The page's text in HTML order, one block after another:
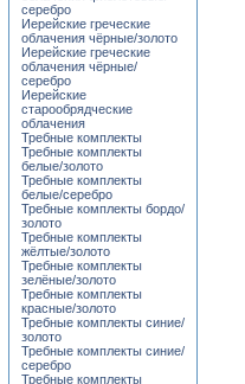
серебро
Иерейские греческие
облачения чёрные/золото
Иерейские греческие
облачения чёрные/
серебро
Иерейские
старообрядческие
облачения
Требные комплекты
Требные комплекты
белые/золото
Требные комплекты
белые/серебро
Требные комплекты бордо/
золото
Требные комплекты
жёлтые/золото
Требные комплекты
зелёные/золото
Требные комплекты
красные/золото
Требные комплекты синие/
золото
Требные комплекты синие/
серебро
Требные комплекты